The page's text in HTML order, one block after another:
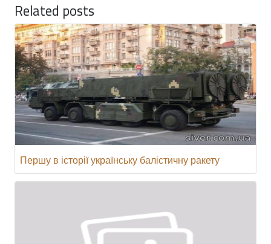
Related posts
Першу в історії українську балістичну ракету